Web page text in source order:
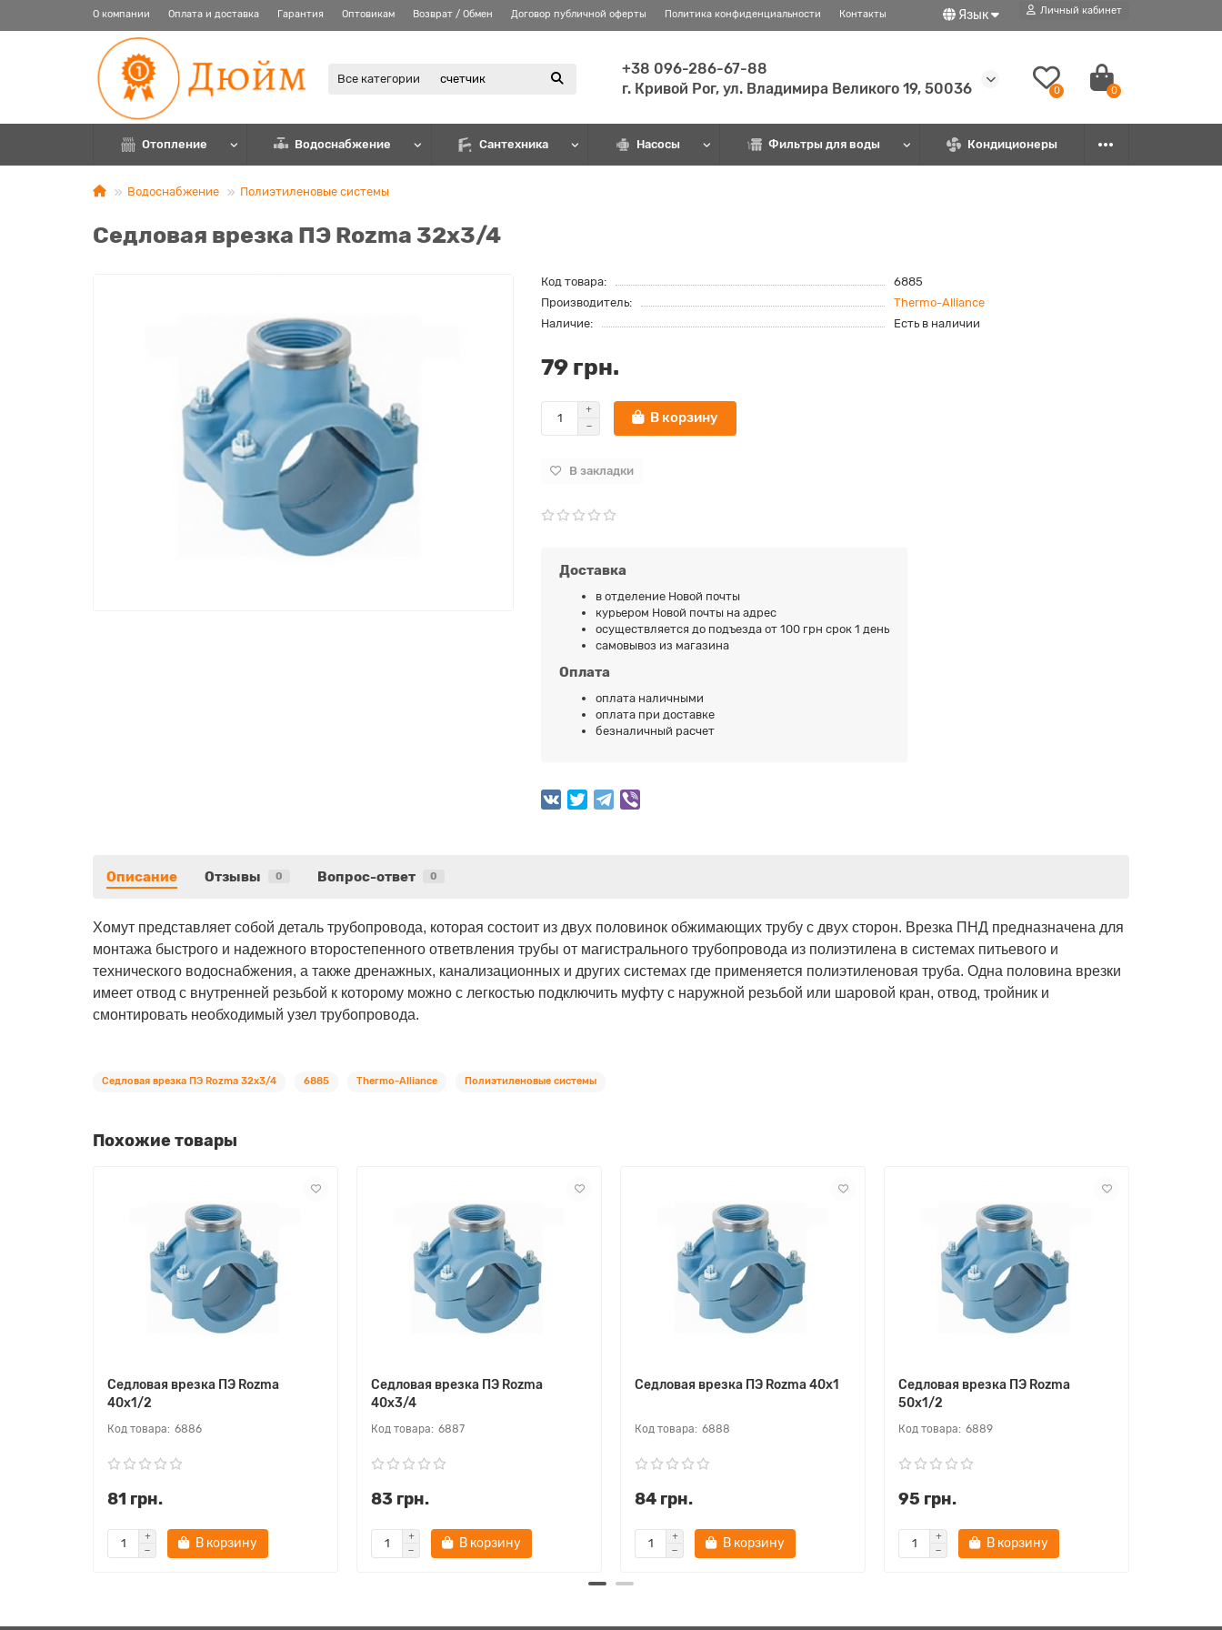
О компании Оплата и доставка Гарантия Оптовикам Возврат / Обмен Договор публичной оферты Политика конфиденциальности Контакты Язык Личный кабинет
Все категории
+38 096-286-67-88
г. Кривой Рог, ул. Владимира Великого 19, 50036
0 0
Отопление Водоснабжение Сантехника Насосы Фильтры для воды Кондиционеры
Водоснабжение Полиэтиленовые системы
Седловая врезка ПЭ Rozma 32х3/4
Код товара:
6885
Производитель:
Thermo-Alliance
Наличие:
Есть в наличии
79 грн.
В корзину
В закладки
Доставка
в отделение Новой почты
курьером Новой почты на адрес
осуществляется до подъезда от 100 грн срок 1 день
самовывоз из магазина
Оплата
оплата наличными
оплата при доставке
безналичный расчет
Описание Отзывы 0 Вопрос-ответ 0
Хомут представляет собой деталь трубопровода, которая состоит из двух половинок обжимающих трубу с двух сторон. Врезка ПНД предназначена для
монтажа быстрого и надежного второстепенного ответвления трубы от магистрального трубопровода из полиэтилена в системах питьевого и
технического водоснабжения, а также дренажных, канализационных и других системах где применяется полиэтиленовая труба. Одна половина врезки
имеет отвод с внутренней резьбой к которому можно с легкостью подключить муфту с наружной резьбой или шаровой кран, отвод, тройник и
смонтировать необходимый узел трубопровода.
Седловая врезка ПЭ Rozma 32х3/4 6885 Thermo-Alliance Полиэтиленовые системы
Похожие товары
Седловая врезка ПЭ Rozma
40х1/2
6886
81 грн.
В корзину
Седловая врезка ПЭ Rozma
40х3/4
6887
83 грн.
В корзину
Седловая врезка ПЭ Rozma 40х1
6888
84 грн.
В корзину
Седловая врезка ПЭ Rozma
50х1/2
6889
95 грн.
В корзину